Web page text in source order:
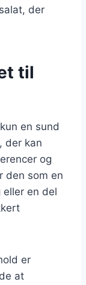
der
til
en sund
der kan
og
den som en
en del
er
at